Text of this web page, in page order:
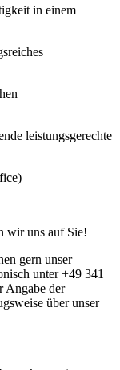
in einem
leistungsgerechte
wir uns auf Sie!
gern unser
unter +49 341
Angabe der
über unser